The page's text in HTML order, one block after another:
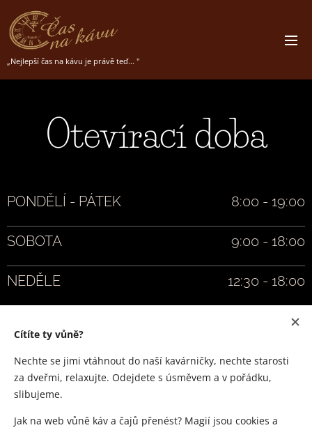
„Nejlepší čas na kávu je právě teď... "
Otevírací doba
PONDĚLÍ - PÁTEK 8:00 - 19:00
SOBOTA 9:00 - 18:00
NEDĚLE 12:30 - 18:00
Cítíte ty vůně?
Nechte se jimi vtáhnout do naší kavárničky, nechte starosti
za dveřmi, relaxujte. Odejdete s úsměvem a v pořádku,
slibujeme.
Jak na web vůně káv a čajů přenést? Magií jsou cookies a